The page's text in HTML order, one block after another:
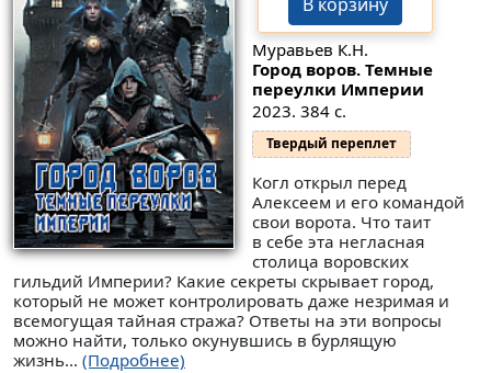
Муравьев К.Н.
Город воров. Темные
переулки Империи
2023. 384 с.
Твердый переплет
Когл открыл перед
Алексеем и его командой
свои ворота. Что таит
в себе эта негласная
столица воровских
гильдий Империи? Какие секреты скрывает город,
который не может контролировать даже незримая и
всемогущая тайная стража? Ответы на эти вопросы
можно найти, только окунувшись в бурлящую
жизнь... (Подробнее)